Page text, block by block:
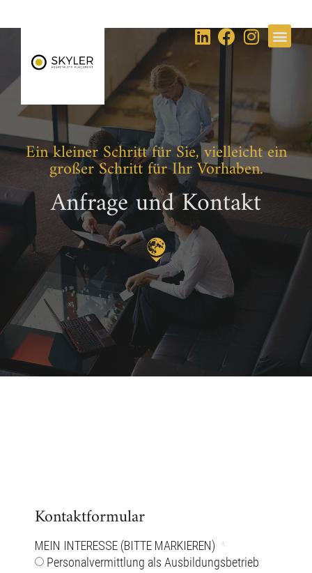
Ein kleiner Schritt für Sie, vielleicht ein
großer Schritt für Ihr Vorhaben.
Anfrage und Kontakt
Kontaktformular
MEIN INTERESSE (BITTE MARKIEREN)
Personalvermittlung als Ausbildungsbetrieb